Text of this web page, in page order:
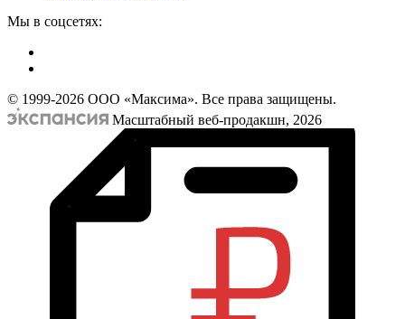
Мы в соцсетях:
© 1999-2026 ООО «Максима». Все права защищены.
Масштабный веб-продакшн, 2026